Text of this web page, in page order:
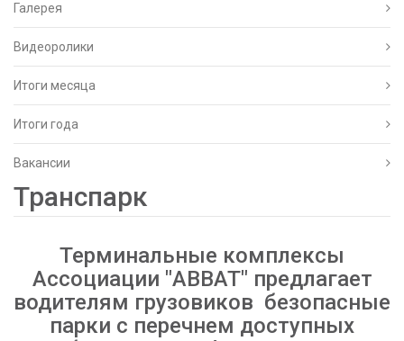
Галерея
Видеоролики
Итоги месяца
Итоги года
Вакансии
Транспарк
Терминальные комплексы
Ассоциации "ABBAT" предлагает
водителям грузовиков безопасные
парки c перечнем доступных